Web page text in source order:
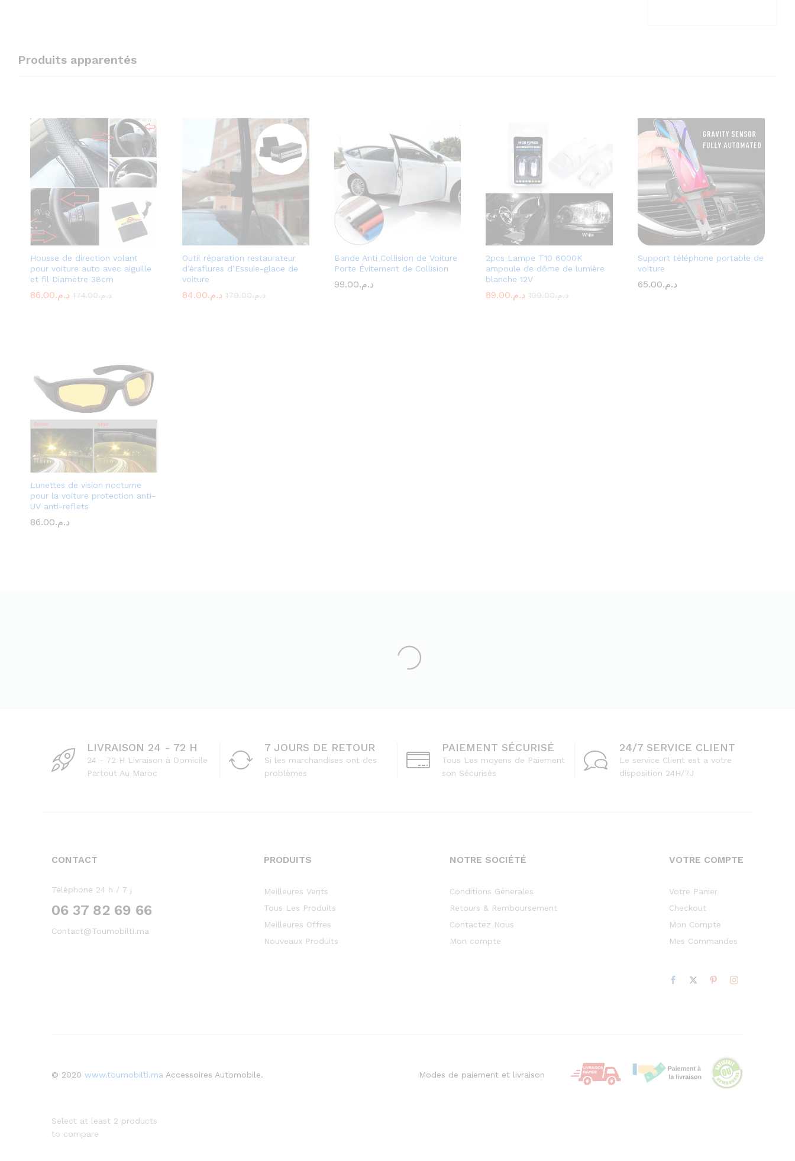
Produits apparentés
Housse de direction volant
pour voiture auto avec aiguille
et fil Diamètre 38cm
د.م.86.00 د.م.174.00
Outil réparation restaurateur
d’éraflures d’Essuie-glace de
voiture
د.م.84.00 د.م.179.00
Bande Anti Collision de Voiture
Porte Évitement de Collision
د.م.99.00
2pcs Lampe T10 6000K
ampoule de dôme de lumière
blanche 12V
د.م.89.00 د.م.199.00
Support téléphone portable de
voiture
د.م.65.00
Lunettes de vision nocturne
pour la voiture protection anti-
UV anti-reflets
د.م.86.00
LIVRAISON 24 - 72 H
24 - 72 H Livraison à Domicile
Partout Au Maroc
7 JOURS DE RETOUR
Si les marchandises ont des
problèmes
PAIEMENT SÉCURISÉ
Tous Les moyens de Paiement
son Sécurisés
24/7 SERVICE CLIENT
Le service Client est a votre
disposition 24H/7J
CONTACT
Téléphone 24 h / 7 j
06 37 82 69 66
Contact@Toumobilti.ma
PRODUITS
Meilleures Vents
Tous Les Produits
Meilleures Offres
Nouveaux Produits
NOTRE SOCIÉTÉ
Conditions Génerales
Retours & Remboursement
Contactez Nous
Mon compte
VOTRE COMPTE
Votre Panier
Checkout
Mon Compte
Mes Commandes
© 2020 www.toumobilti.ma Accessoires Automobile. Modes de paiement et livraison
Select at least 2 products
to compare